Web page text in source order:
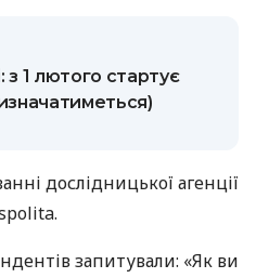
1 лютого стартує
дослідницької агенції
запитували: «Як ви